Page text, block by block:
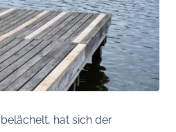
belächelt, hat sich der